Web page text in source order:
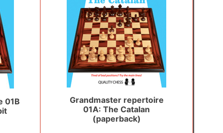
01B
Grandmaster repertoire
01A: The Catalan
(paperback)